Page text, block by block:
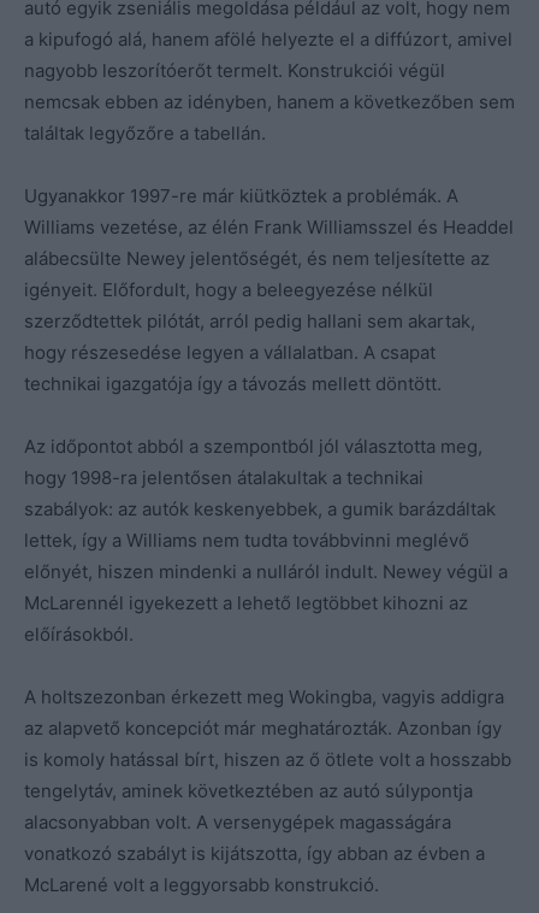
autó egyik zseniális megoldása például az volt, hogy nem
a kipufogó alá, hanem afölé helyezte el a diffúzort, amivel
nagyobb leszorítóerőt termelt. Konstrukciói végül
nemcsak ebben az idényben, hanem a következőben sem
találtak legyőzőre a tabellán.
Ugyanakkor 1997-re már kiütköztek a problémák. A
Williams vezetése, az élén Frank Williamsszel és Headdel
alábecsülte Newey jelentőségét, és nem teljesítette az
igényeit. Előfordult, hogy a beleegyezése nélkül
szerződtettek pilótát, arról pedig hallani sem akartak,
hogy részesedése legyen a vállalatban. A csapat
technikai igazgatója így a távozás mellett döntött.
Az időpontot abból a szempontból jól választotta meg,
hogy 1998-ra jelentősen átalakultak a technikai
szabályok: az autók keskenyebbek, a gumik barázdáltak
lettek, így a Williams nem tudta továbbvinni meglévő
előnyét, hiszen mindenki a nulláról indult. Newey végül a
McLarennél igyekezett a lehető legtöbbet kihozni az
előírásokból.
A holtszezonban érkezett meg Wokingba, vagyis addigra
az alapvető koncepciót már meghatározták. Azonban így
is komoly hatással bírt, hiszen az ő ötlete volt a hosszabb
tengelytáv, aminek következtében az autó súlypontja
alacsonyabban volt. A versenygépek magasságára
vonatkozó szabályt is kijátszotta, így abban az évben a
McLarené volt a leggyorsabb konstrukció.